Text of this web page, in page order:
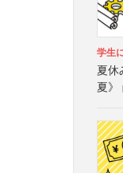
学生
夏休
夏》